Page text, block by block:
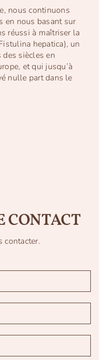
nous continuons
en nous basant sur
réussi à maîtriser la
hepatica), un
siècles en
et qui jusqu’à
nulle part dans le
CONTACT
contacter.